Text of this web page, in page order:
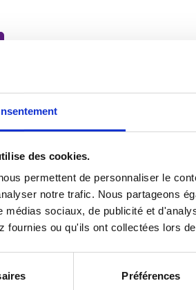
des cookies.
permettent de personnaliser le
notre trafic. Nous partageons
médias sociaux, de publicité et
fournies ou qu'ils ont collectées lors
Préférences
CLASSIC BLUE